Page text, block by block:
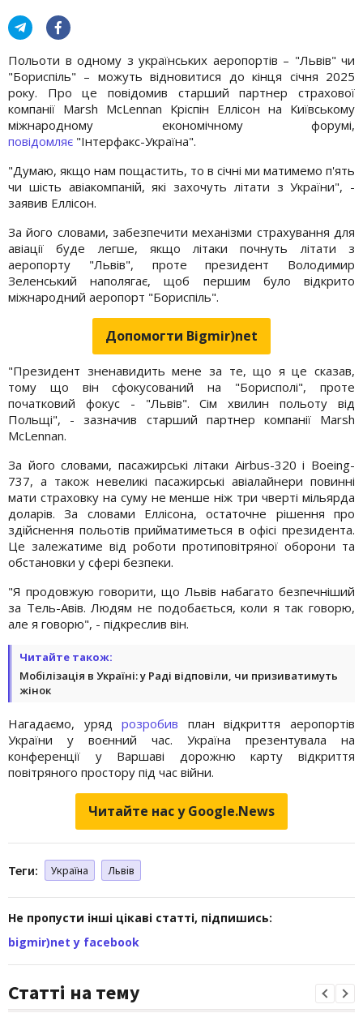
Польоти в одному з українських аеропортів – "Львів" чи
"Бориспіль" – можуть відновитися до кінця січня 2025
року. Про це повідомив старший партнер страхової
компанії Marsh McLennan Кріспін Еллісон на Київському
міжнародному економічному форумі,
повідомляє "Інтерфакс-Україна".
"Думаю, якщо нам пощастить, то в січні ми матимемо п'ять
чи шість авіакомпаній, які захочуть літати з України", -
заявив Еллісон.
За його словами, забезпечити механізми страхування для
авіації буде легше, якщо літаки почнуть літати з
аеропорту "Львів", проте президент Володимир
Зеленський наполягає, щоб першим було відкрито
міжнародний аеропорт "Бориспіль".
Допомогти Bigmir)net
"Президент зненавидить мене за те, що я це сказав,
тому що він сфокусований на "Борисполі", проте
початковий фокус - "Львів". Сім хвилин польоту від
Польщі", - зазначив старший партнер компанії Marsh
McLennan.
За його словами, пасажирські літаки Airbus-320 і Boeing-
737, а також невеликі пасажирські авіалайнери повинні
мати страховку на суму не менше ніж три чверті мільярда
доларів. За словами Еллісона, остаточне рішення про
здійснення польотів прийматиметься в офісі президента.
Це залежатиме від роботи протиповітряної оборони та
обстановки у сфері безпеки.
"Я продовжую говорити, що Львів набагато безпечніший
за Тель-Авів. Людям не подобається, коли я так говорю,
але я говорю", - підкреслив він.
Читайте також:
Мобілізація в Україні: у Раді відповіли, чи призиватимуть
жінок
Нагадаємо, урядрозробив план відкриття аеропортів
України у воєнний час. Україна презентувала на
конференції у Варшаві дорожню карту відкриття
повітряного простору під час війни.
Читайте нас у Google.News
Теги: Україна Львів
Не пропусти інші цікаві статті, підпишись:
bigmir)net у facebook
Статті на тему